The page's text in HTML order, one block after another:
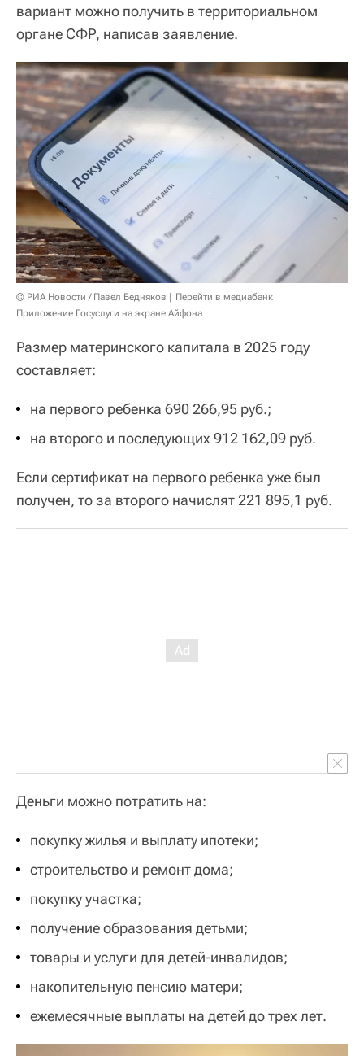
вариант можно получить в территориальном
органе СФР, написав заявление.
© РИА Новости / Павел Бедняков
Перейти в медиабанк
Приложение Госуслуги на экране Айфона
Размер материнского капитала в 2025 году
составляет:
на первого ребенка 690 266,95 руб.;
на второго и последующих 912 162,09 руб.
Если сертификат на первого ребенка уже был
получен, то за второго начислят 221 895,1 руб.
Деньги можно потратить на:
покупку жилья и выплату ипотеки;
строительство и ремонт дома;
покупку участка;
получение образования детьми;
товары и услуги для детей-инвалидов;
накопительную пенсию матери;
ежемесячные выплаты на детей до трех лет.